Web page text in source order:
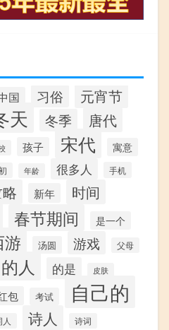
国 习俗 元宵节
天 冬季 唐代
孩子 宋代 寓意
年龄 很多人 手机
新年 时间
春节期间 是一个
游 汤圆 游戏 父母
的人 的是 皮肤
包 考试 自己的
人 诗人 诗词